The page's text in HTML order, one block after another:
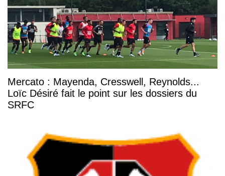
Mercato : Mayenda, Cresswell, Reynolds...
Loïc Désiré fait le point sur les dossiers du
SRFC